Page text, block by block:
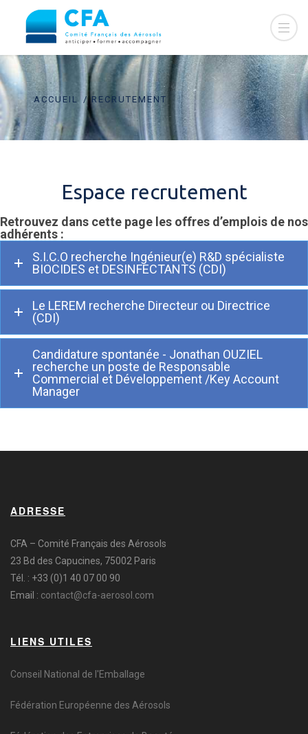
ACCUEIL RECRUTEMENT
Espace recrutement
Retrouvez dans cette page les offres d’emplois de nos
adhérents :
S.I.C.O recherche Ingénieur(e) R&D spécialiste
BIOCIDES et DESINFECTANTS (CDI)
Le LEREM recherche Directeur ou Directrice
(CDI)
Candidature spontanée - Jonathan OUZIEL
recherche un poste de Responsable
Commercial et Développement /Key Account
Manager
ADRESSE
CFA – Comité Français des Aérosols
23 Bd des Capucines, 75002 Paris
Tél. : +33 (0)1 40 07 00 90
Email : contact@cfa-aerosol.com
LIENS UTILES
Conseil National de l'Emballage
Fédération Européenne des Aérosols